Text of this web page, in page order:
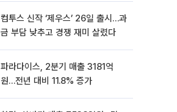
컴투스 신작 ‘제우스’ 26일 출시…과
금 부담 낮추고 경쟁 재미 살렸다
파라다이스, 2분기 매출 3181억
원…전년 대비 11.8% 증가